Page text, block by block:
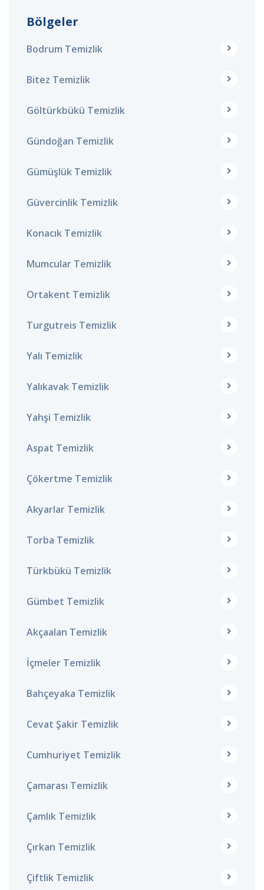
Bölgeler
Bodrum Temizlik
Bitez Temizlik
Göltürkbükü Temizlik
Gündoğan Temizlik
Gümüşlük Temizlik
Güvercinlik Temizlik
Konacık Temizlik
Mumcular Temizlik
Ortakent Temizlik
Turgutreis Temizlik
Yalı Temizlik
Yalıkavak Temizlik
Yahşi Temizlik
Aspat Temizlik
Çökertme Temizlik
Akyarlar Temizlik
Torba Temizlik
Türkbükü Temizlik
Gümbet Temizlik
Akçaalan Temizlik
İçmeler Temizlik
Bahçeyaka Temizlik
Cevat Şakir Temizlik
Cumhuriyet Temizlik
Çamarası Temizlik
Çamlık Temizlik
Çırkan Temizlik
Çiftlik Temizlik